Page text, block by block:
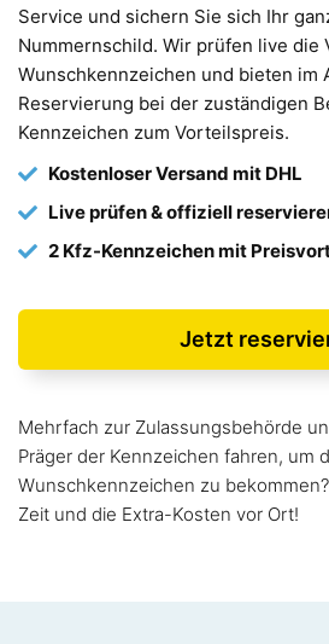
Service und sichern Sie sich Ihr
Nummernschild. Wir prüfen live die
Wunschkennzeichen und bieten im
Reservierung bei der zuständigen
Kennzeichen zum Vorteilspreis.
Kostenloser Versand mit DHL
Live prüfen & offiziell
2 Kfz-Kennzeichen mit
Jetzt
Mehrfach zur Zulassungsbehörde
Präger der Kennzeichen fahren, um
Wunschkennzeichen zu
Zeit und die Extra-Kosten vor Ort!